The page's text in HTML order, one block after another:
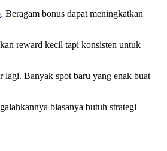
. Beragam bonus dapat meningkatkan
reward kecil tapi konsisten untuk
lagi. Banyak spot baru yang enak buat
biasanya butuh strategi